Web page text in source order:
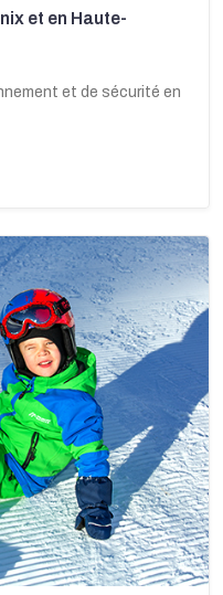
et en Haute-
et de sécurité en